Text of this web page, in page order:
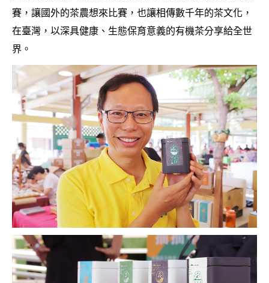
賽，讓國外的茶農想來比賽，也讓相傳數千年的茶文化，
在臺灣，以深具健康、生態保育意義的有機茶分享給全世
界。